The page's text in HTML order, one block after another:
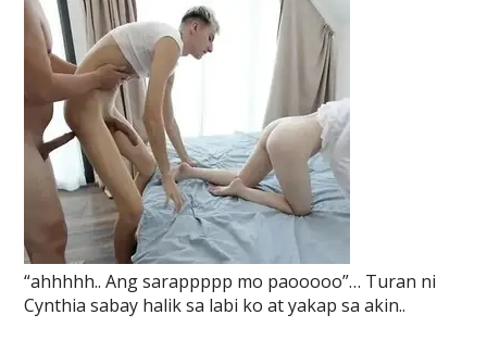
“ahhhhh.. Ang sarappppp mo paooooo”… Turan ni
Cynthia sabay halik sa labi ko at yakap sa akin..